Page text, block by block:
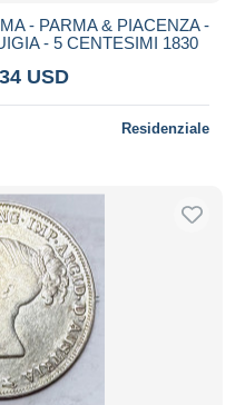
- PARMA & PIACENZA -
- 5 CENTESIMI 1830
USD
Residenziale